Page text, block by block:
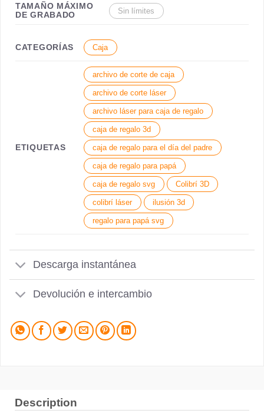
TAMAÑO MÁXIMO
DE GRABADO
Sin límites
CATEGORÍAS Caja
ETIQUETAS
archivo de corte de caja
archivo de corte láser
archivo láser para caja de regalo
caja de regalo 3d
caja de regalo para el día del padre
caja de regalo para papá
caja de regalo svg Colibrí 3D
colibrí láser ilusión 3d
regalo para papá svg
Descarga instantánea
Devolución e intercambio
Description